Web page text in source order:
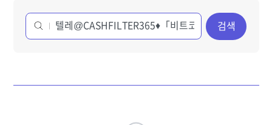
검색